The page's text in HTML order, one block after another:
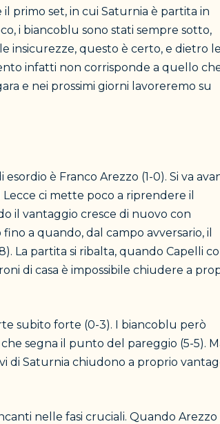
primo set, in cui Saturnia è partita in
i biancoblu sono stati sempre sotto,
insicurezze, questo è certo, e dietro
infatti non corrisponde a quello
e nei prossimi giorni lavoreremo su
è Franco Arezzo (1-0). Si va
ci mette poco a riprendere il
il vantaggio cresce di nuovo con
a quando, dal campo avversario, il
La partita si ribalta, quando Capelli
di casa è impossibile chiudere a
subito forte (0-3). I biancoblu però
segna il punto del pareggio (5-5).
di Saturnia chiudono a proprio
nelle fasi cruciali. Quando Arezzo